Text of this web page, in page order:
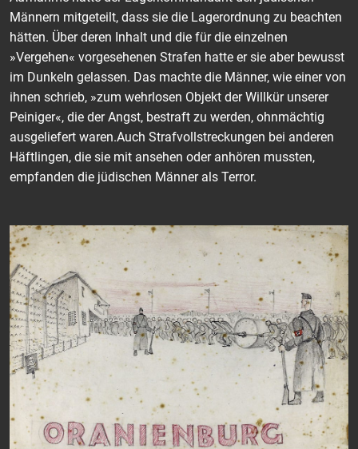
Männern mitgeteilt, dass sie die Lagerordnung zu beachten
hätten. Über deren Inhalt und die für die einzelnen
»Vergehen« vorgesehenen Strafen hatte er sie aber bewusst
im Dunkeln gelassen. Das machte die Männer, wie einer von
ihnen schrieb, »zum wehrlosen Objekt der Willkür unserer
Peiniger«, die der Angst, bestraft zu werden, ohnmächtig
ausgeliefert waren.Auch Strafvollstreckungen bei anderen
Häftlingen, die sie mit ansehen oder anhören mussten,
empfanden die jüdischen Männer als Terror.